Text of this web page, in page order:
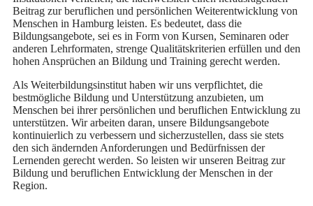
Beitrag zur beruflichen und persönlichen Weiterentwicklung von
Menschen in Hamburg leisten. Es bedeutet, dass die
Bildungsangebote, sei es in Form von Kursen, Seminaren oder
anderen Lehrformaten, strenge Qualitätskriterien erfüllen und den
hohen Ansprüchen an Bildung und Training gerecht werden.
Als Weiterbildungsinstitut haben wir uns verpflichtet, die
bestmögliche Bildung und Unterstützung anzubieten, um
Menschen bei ihrer persönlichen und beruflichen Entwicklung zu
unterstützen. Wir arbeiten daran, unsere Bildungsangebote
kontinuierlich zu verbessern und sicherzustellen, dass sie stets
den sich ändernden Anforderungen und Bedürfnissen der
Lernenden gerecht werden. So leisten wir unseren Beitrag zur
Bildung und beruflichen Entwicklung der Menschen in der
Region.